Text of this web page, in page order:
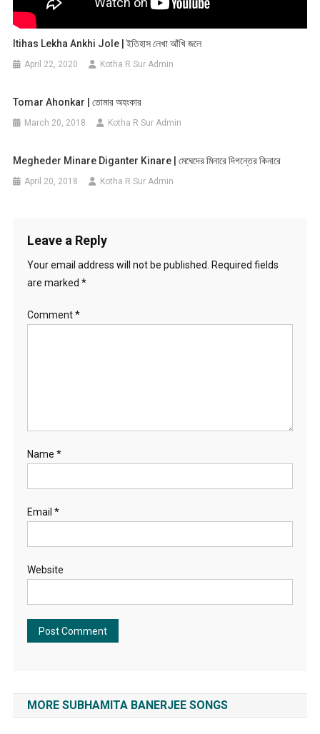
Itihas Lekha Ankhi Jole | ইতিহাস লেখা আঁখি জলে
April 22, 2020 Kotha R Sur Admin
Tomar Ahonkar | তোমার অহংকার
March 20, 2018 Kotha R Sur Admin
Megheder Minare Diganter Kinare | মেঘেদের মিনারে দিগন্তের কিনারে
April 20, 2018 Kotha R Sur Admin
Leave a Reply
Your email address will not be published.
Required fields
are marked *
Comment*
Name *
Email *
Website
MORE SUBHAMITA BANERJEE SONGS